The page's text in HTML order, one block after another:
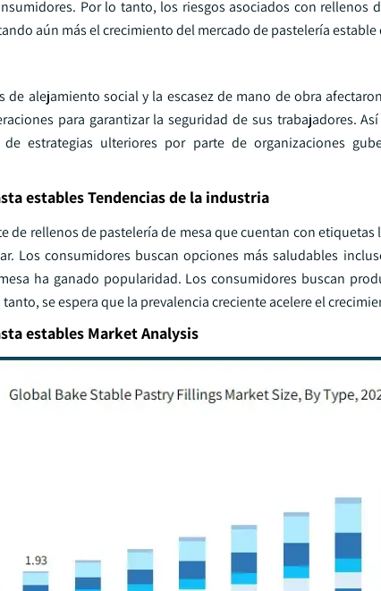
Por lo tanto, los riesgos asociados con rellenos
aún más el crecimiento del mercado de pastelería estable
de alejamiento social y la escasez de mano de obra
para garantizar la seguridad de sus trabajadores.
de estrategias ulteriores por parte de organizaciones
estables Tendencias de la industria
de rellenos de pastelería de mesa que cuentan con
Los consumidores buscan opciones más saludables
ha ganado popularidad. Los consumidores buscan
se espera que la prevalencia creciente acelere el
estables Market Analysis